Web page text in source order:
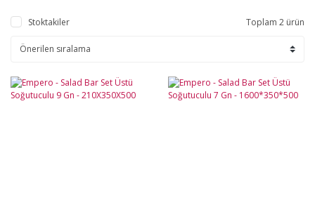
Stoktakiler Toplam 2 ürün